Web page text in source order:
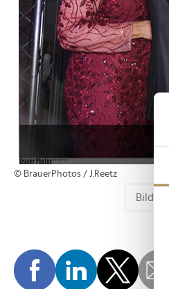
© BrauerPhotos / J.Reetz